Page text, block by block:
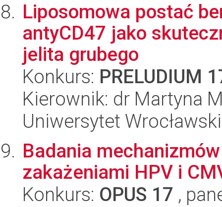
Liposomowa postać
antyCD47 jako
jelita grubego
Konkurs: PRELUDIUM
Kierownik: dr Martyna
Uniwersytet
Badania
zakażeniami HPV i
Konkurs: OPUS 17 ,